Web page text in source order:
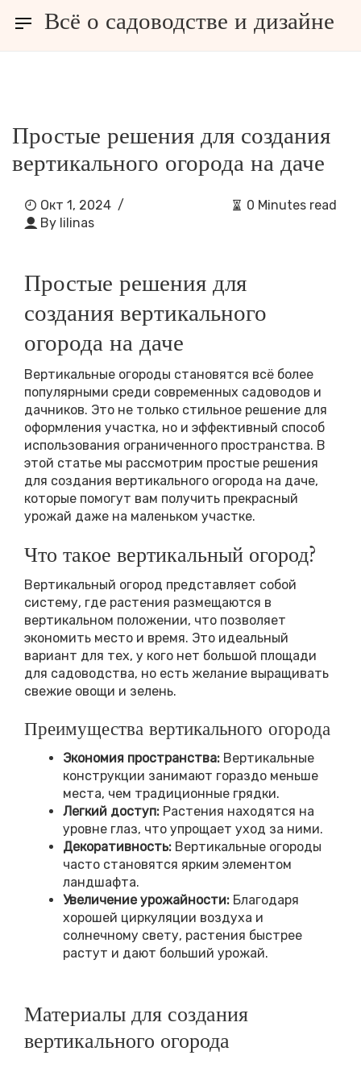
Всё о садоводстве и дизайне
Простые решения для создания
вертикального огорода на даче
Окт 1, 2024 /
By lilinas
0 Minutes read
Простые решения для
создания вертикального
огорода на даче
Вертикальные огороды становятся всё более
популярными среди современных садоводов и
дачников. Это не только стильное решение для
оформления участка, но и эффективный способ
использования ограниченного пространства. В
этой статье мы рассмотрим простые решения
для создания вертикального огорода на даче,
которые помогут вам получить прекрасный
урожай даже на маленьком участке.
Что такое вертикальный огород?
Вертикальный огород представляет собой
систему, где растения размещаются в
вертикальном положении, что позволяет
экономить место и время. Это идеальный
вариант для тех, у кого нет большой площади
для садоводства, но есть желание выращивать
свежие овощи и зелень.
Преимущества вертикального огорода
Экономия пространства: Вертикальные
конструкции занимают гораздо меньше
места, чем традиционные грядки.
Легкий доступ: Растения находятся на
уровне глаз, что упрощает уход за ними.
Декоративность: Вертикальные огороды
часто становятся ярким элементом
ландшафта.
Увеличение урожайности: Благодаря
хорошей циркуляции воздуха и
солнечному свету, растения быстрее
растут и дают больший урожай.
Материалы для создания
вертикального огорода